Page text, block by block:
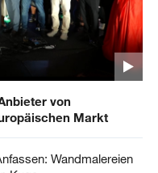
von
Markt
Wandmalereien